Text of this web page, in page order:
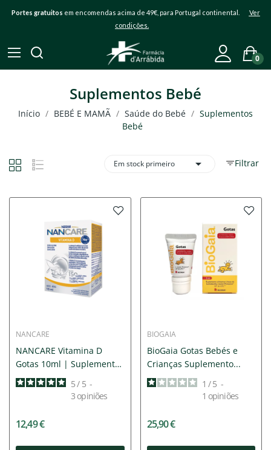
Portes gratuitos em encomendas acima de 49€, para Portugal continental. Ver
condições.
0
Suplementos Bebé
Início BEBÉ E MAMÃ Saúde do Bebé
Suplementos
Bebé
Filtrar
Em stock primeiro 
NANCARE
NANCARE Vitamina D
Gotas 10ml | Suplemento
para...
5/ 5 -
3 opiniões
12,49 €
BIOGAIA
BioGaia Gotas Bebés e
Crianças Suplemento...
1 / 5 -
1 opiniões
25,90 €